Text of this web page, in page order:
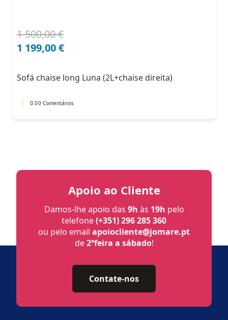
1 500,00€
O
preço
1
1 199,00€
O
preço
1
Sofá chaise long Luna (2L+chaise direita)
0.00 Comentários
Apoio ao Cliente
Damos-lhe apoio das 9h às 19h pelo
telefone(+351) 296 285 360
ou pelo email apoiocliente@jomare.pt
de2ªfeira a sábado!
Contate-nos